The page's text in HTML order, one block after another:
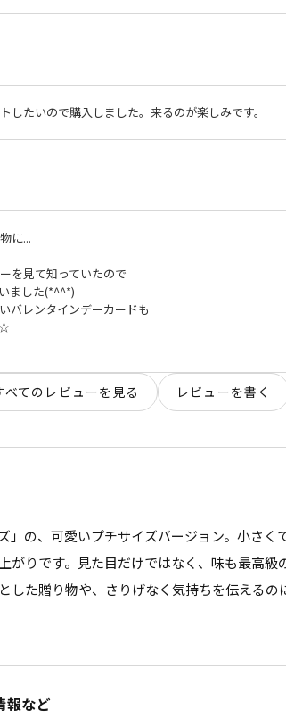
したいので購入しました。来るのが楽しみです。
に...
を見て知っていたので
ました(*^^*)
バレンタインデーカードも
☆
べてのレビューを見る レビューを書く
」の、可愛いプチサイズバージョン。小さく
がりです。見た目だけではなく、味も最高級
した贈り物や、さりげなく気持ちを伝えるの
報など